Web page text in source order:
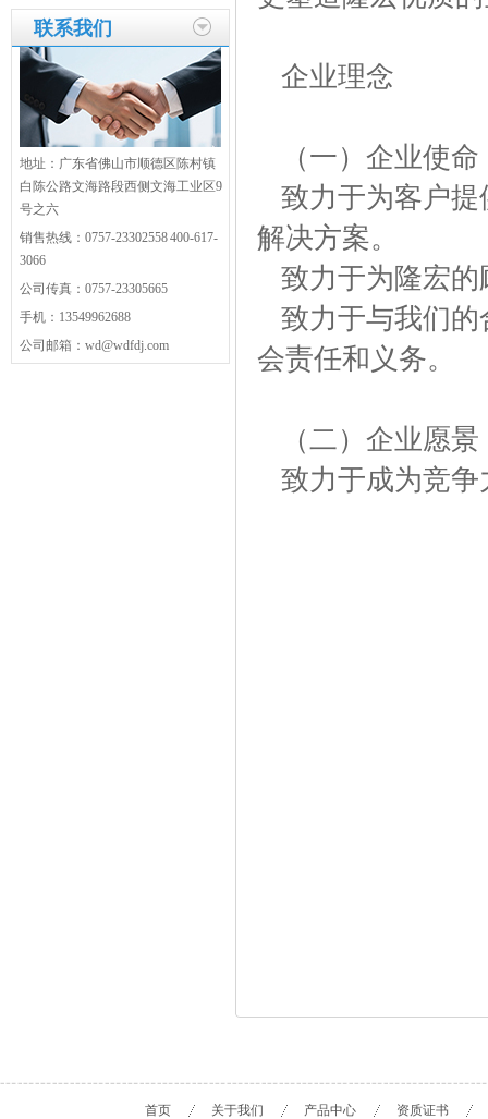
联系我们
地址：广东省佛山市顺德区陈村镇
白陈公路文海路段西侧文海工业区9
号之六
销售热线：0757-23302558 400-617-
3066
公司传真：0757-23305665
手机：13549962688
公司邮箱：wd@wdfdj.com
企业理念
（一）企业使命
致力于为客户提
解决方案。
致力于为隆宏的
致力于与我们的
会责任和义务。
（二）企业愿景
致力于成为竞争
首页 关于我们 产品中心 资质证书